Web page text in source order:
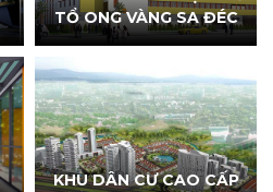
TỔ ONG VÀNG SA ĐÉC
KHU DÂN CƯ CAO CẤP